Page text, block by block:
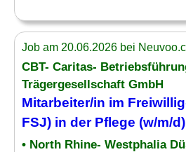
Job am 20.06.2026 bei
CBT- Caritas-
Trägergesellschaft GmbH
Mitarbeiter/in im
FSJ) in der Pflege (w/m/d)
• North Rhine- Westphalia